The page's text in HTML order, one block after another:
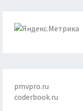
pmvpro.ru
coderbook.ru